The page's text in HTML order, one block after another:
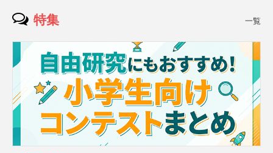
特集 一覧